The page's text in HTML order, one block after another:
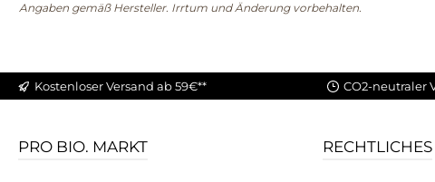
Angaben gemäß Hersteller. Irrtum und Änderung vorbehalten.
Kostenloser Versand ab 59€** CO2-neutraler
PRO BIO. MARKT RECHTLICHES